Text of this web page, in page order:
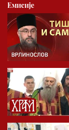
Емисије